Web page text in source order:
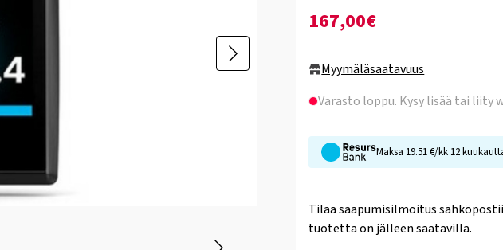
167,00€
Myymäläsaatavuus
Varasto loppu. Kysy lisää tai liity
Maksa 19.51 €/kk 12
Tilaa saapumisilmoitus
tuotetta on jälleen saatavilla.